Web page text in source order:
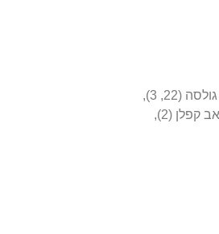
שחקנים: אלי יאני (30, 5), ישראל פוגל (29, 4), יעקב שוורץ (29), דורי אלמוג (28, 2), יצחק שום (27, 5), יצחק נעמן (27, 2), יגאל הילל (26, 1), נח איינשטיין (25), אבנר גולסה (22, 3),
אלי פוס (22, 1), אריאל בן־אריה (21, 1), יצחק מימוני (21, 10), שלמה ויצמן (20), רפי אידינגר (17), ראובן בנאי (10), גדעון סיימון (6), יאיר יעקב (5), מנשה הייטי (3), זאב קפלן (2),